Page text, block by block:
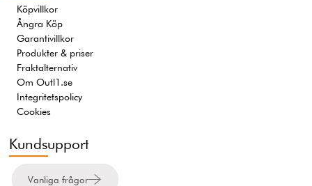
Köpvillkor
Ångra Köp
Garantivillkor
Produkter & priser
Fraktalternativ
Om Outl1.se
Integritetspolicy
Cookies
Kundsupport
Vanliga frågor